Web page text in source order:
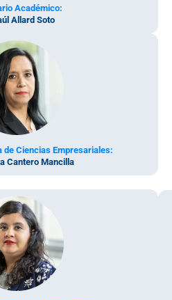
Académico:
Allard Soto
de Ciencias Empresariales:
Cantero Mancilla